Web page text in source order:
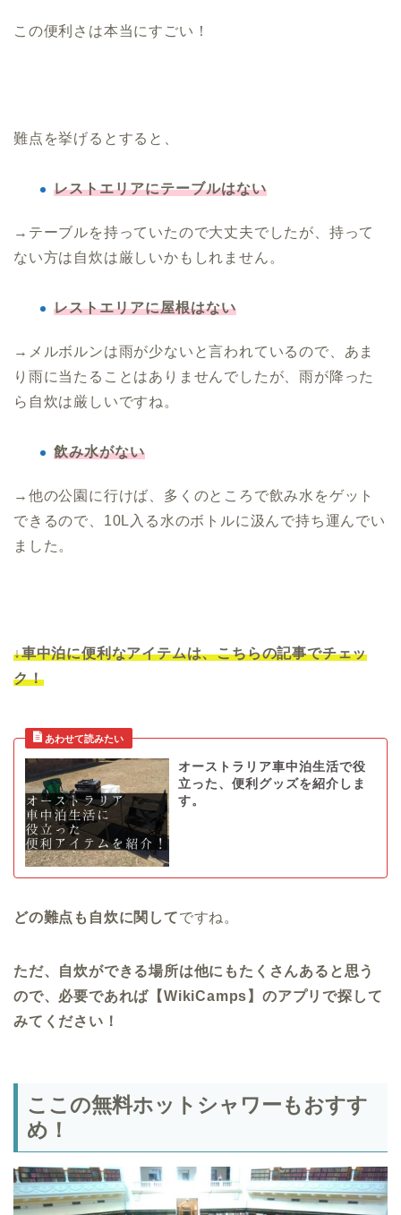
この便利さは本当にすごい！
難点を挙げるとすると、
レストエリアにテーブルはない
→テーブルを持っていたので大丈夫でしたが、持って
ない方は自炊は厳しいかもしれません。
レストエリアに屋根はない
→メルボルンは雨が少ないと言われているので、あま
り雨に当たることはありませんでしたが、雨が降った
ら自炊は厳しいですね。
飲み水がない
→他の公園に行けば、多くのところで飲み水をゲット
できるので、10L入る水のボトルに汲んで持ち運んでい
ました。
↓車中泊に便利なアイテムは、こちらの記事でチェッ
ク！
オーストラリア車中泊生活で役
立った、便利グッズを紹介しま
す。
どの難点も自炊に関してですね。
ただ、自炊ができる場所は他にもたくさんあると思う
ので、必要であれば【WikiCamps】のアプリで探して
みてください！
ここの無料ホットシャワーもおすす
め！